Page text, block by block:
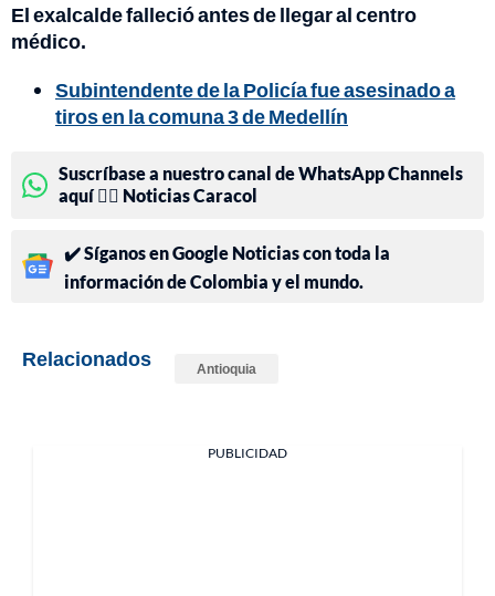
El exalcalde falleció antes de llegar al centro
médico.
Subintendente de la Policía fue asesinado a
tiros en la comuna 3 de Medellín
Suscríbase a nuestro canal de WhatsApp Channels
aquí 👉🏻 Noticias Caracol
✔️ Síganos en Google Noticias con toda la
información de Colombia y el mundo.
Relacionados Antioquia
PUBLICIDAD